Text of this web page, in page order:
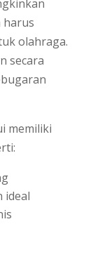
harus
olahraga.
secara
memiliki
ideal